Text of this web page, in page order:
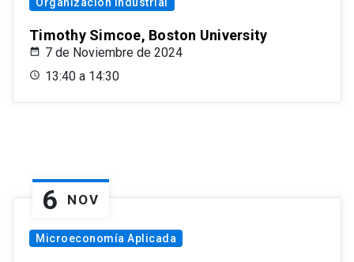
Timothy Simcoe, Boston University
7 de Noviembre de 2024
13:40 a 14:30
6 NOV
Microeconomía Aplicada